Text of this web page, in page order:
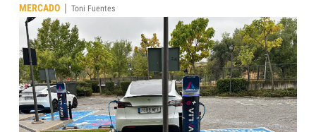
MERCADO | Toni Fuentes